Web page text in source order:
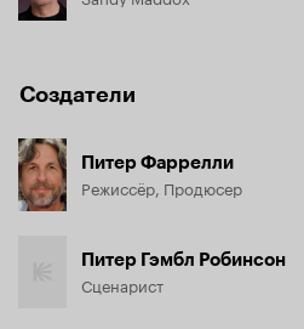
Создатели
Питер Фаррелли
Режиссёр, Продюсер
Питер Гэмбл Робинсон
Сценарист